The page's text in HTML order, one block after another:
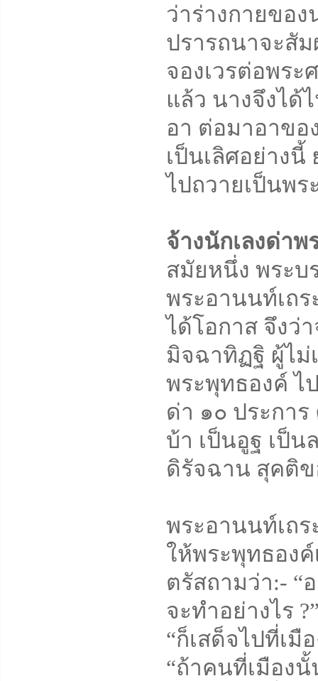
ว่าร่างกายของ
ปรารถนาจะสั
จองเวรต่อพร
แล้ว นางจึงได้
อา ต่อมาอาขอ
เป็นเลิศอย่าง
ไปถวายเป็นพร
จ้างนักเลงด่าพ
สมัยหนึ่ง พระบ
พระอานนท์เถ
ได้โอกาส จึงว่
มิจฉาทิฏฐิ ผู้ไม่
พระพุทธองค์ ไ
ด่า ๑๐ ประการ
บ้า เป็นอูฐ เป็น
ดิรัจฉาน สุคติข
พระอานนท์เถ
ให้พระพุทธอง
ตรัสถามว่า:- “
จะทำอย่างไร
“ก็เสด็จไปที่เมื
“ถ้าคนที่เมืองนั้